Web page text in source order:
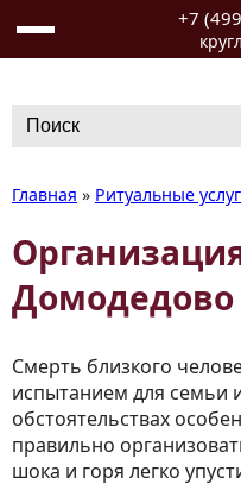
+7
for:
Главная » Ритуальные
Домодедово
Смерть близкого
испытанием для семьи
обстоятельствах
правильно
шока и горя легко